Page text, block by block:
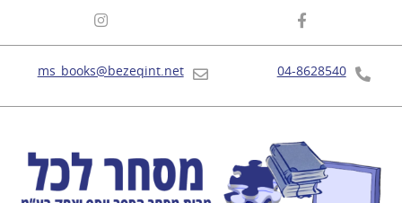
04-8628540
ms_books@bezeqint.net